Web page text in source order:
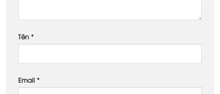
Tên *
Email *